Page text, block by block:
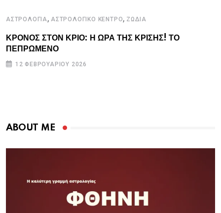
ΑΣΤΡΟΛΟΓΙΑ, ΑΣΤΡΟΛΟΓΙΚΟ ΚΕΝΤΡΟ, ΖΩΔΙΑ
ΚΡΟΝΟΣ ΣΤΟΝ ΚΡΙΟ: Η ΩΡΑ ΤΗΣ ΚΡΙΣΗΣ! ΤΟ
ΠΕΠΡΩΜΕΝΟ
12 ΦΕΒΡΟΥΑΡΊΟΥ 2026
ABOUT ME